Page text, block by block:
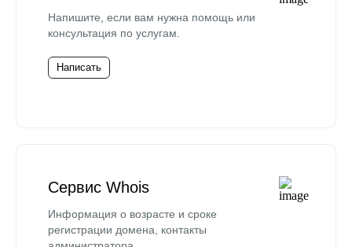
Напишите, если вам нужна помощь или
консультация по услугам.
Написать
Сервис Whois
Информация о возрасте и сроке
регистрации домена, контакты